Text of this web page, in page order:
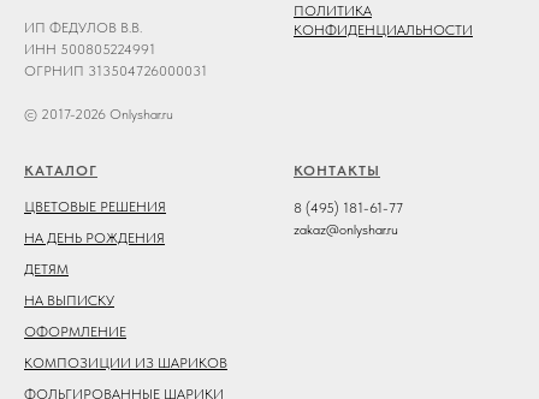
ИП ФЕДУЛОВ В.В.
ИНН 500805224991
ОГРНИП 313504726000031
© 2017-2026 Onlyshar.ru
ПОЛИТИКА
КОНФИДЕНЦИАЛЬНОСТИ
КАТАЛОГ
ЦВЕТОВЫЕ РЕШЕНИЯ
НА ДЕНЬ РОЖДЕНИЯ
ДЕТЯМ
НА ВЫПИСКУ
ОФОРМЛЕНИЕ
КОМПОЗИЦИИ ИЗ ШАРИКОВ
ФОЛЬГИРОВАННЫЕ ШАРИКИ
КОНТАКТЫ
8 (495) 181-61-77
zakaz@onlyshar.ru